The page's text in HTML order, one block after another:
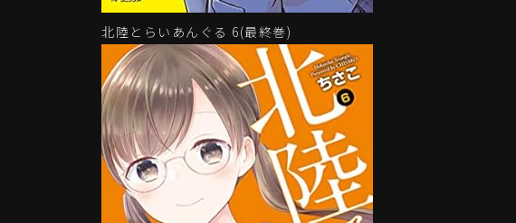
北陸とらいあんぐる 6(最終巻)